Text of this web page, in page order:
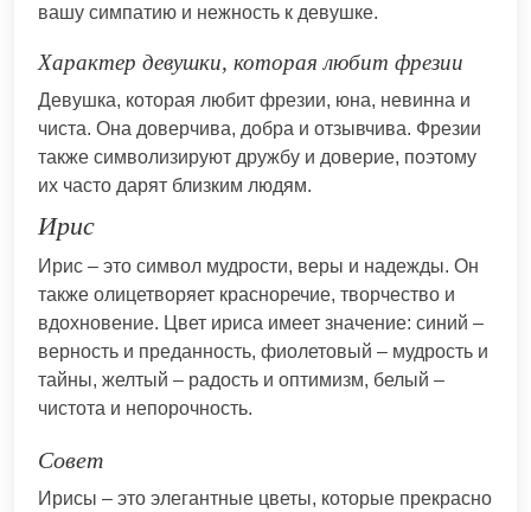
вашу симпатию и нежность к девушке.
Характер девушки, которая любит фрезии
Девушка, которая любит фрезии, юна, невинна и
чиста. Она доверчива, добра и отзывчива. Фрезии
также символизируют дружбу и доверие, поэтому
их часто дарят близким людям.
Ирис
Ирис – это символ мудрости, веры и надежды. Он
также олицетворяет красноречие, творчество и
вдохновение. Цвет ириса имеет значение: синий –
верность и преданность, фиолетовый – мудрость и
тайны, желтый – радость и оптимизм, белый –
чистота и непорочность.
Совет
Ирисы – это элегантные цветы, которые прекрасно